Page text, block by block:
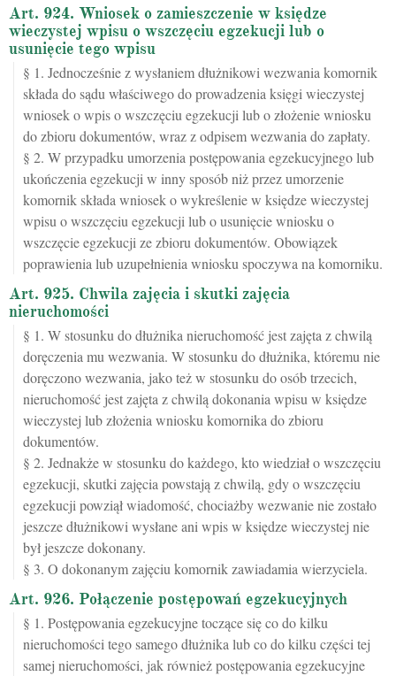
Art. 924. Wniosek o zamieszczenie w księdze
wieczystej wpisu o wszczęciu egzekucji lub o
usunięcie tego wpisu
§ 1. Jednocześnie z wysłaniem dłużnikowi wezwania komornik
składa do sądu właściwego do prowadzenia księgi wieczystej
wniosek o wpis o wszczęciu egzekucji lub o złożenie wniosku
do zbioru dokumentów, wraz z odpisem wezwania do zapłaty.
§ 2. W przypadku umorzenia postępowania egzekucyjnego lub
ukończenia egzekucji w inny sposób niż przez umorzenie
komornik składa wniosek o wykreślenie w księdze wieczystej
wpisu o wszczęciu egzekucji lub o usunięcie wniosku o
wszczęcie egzekucji ze zbioru dokumentów. Obowiązek
poprawienia lub uzupełnienia wniosku spoczywa na komorniku.
Art. 925. Chwila zajęcia i skutki zajęcia
nieruchomości
§ 1. W stosunku do dłużnika nieruchomość jest zajęta z chwilą
doręczenia mu wezwania. W stosunku do dłużnika, któremu nie
doręczono wezwania, jako też w stosunku do osób trzecich,
nieruchomość jest zajęta z chwilą dokonania wpisu w księdze
wieczystej lub złożenia wniosku komornika do zbioru
dokumentów.
§ 2. Jednakże w stosunku do każdego, kto wiedział o wszczęciu
egzekucji, skutki zajęcia powstają z chwilą, gdy o wszczęciu
egzekucji powziął wiadomość, chociażby wezwanie nie zostało
jeszcze dłużnikowi wysłane ani wpis w księdze wieczystej nie
był jeszcze dokonany.
§ 3. O dokonanym zajęciu komornik zawiadamia wierzyciela.
Art. 926. Połączenie postępowań egzekucyjnych
§ 1. Postępowania egzekucyjne toczące się co do kilku
nieruchomości tego samego dłużnika lub co do kilku części tej
samej nieruchomości, jak również postępowania egzekucyjne